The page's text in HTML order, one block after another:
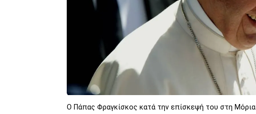
Ο Πάπας Φραγκίσκος κατά την επίσκεψή του στη Μόρια